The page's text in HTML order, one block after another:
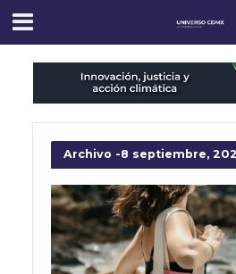
Archivo -8 septiembre,